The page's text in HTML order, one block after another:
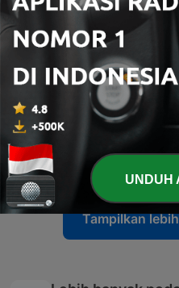
‘Surrogaatmoeder’
kwetsbare vrouw
gehouden
10 Jun 2026
128 - ‘Paro (38) wist dat ze
vermoord zou worden’
03 Jun 2026
Tampilkan
UNDUH